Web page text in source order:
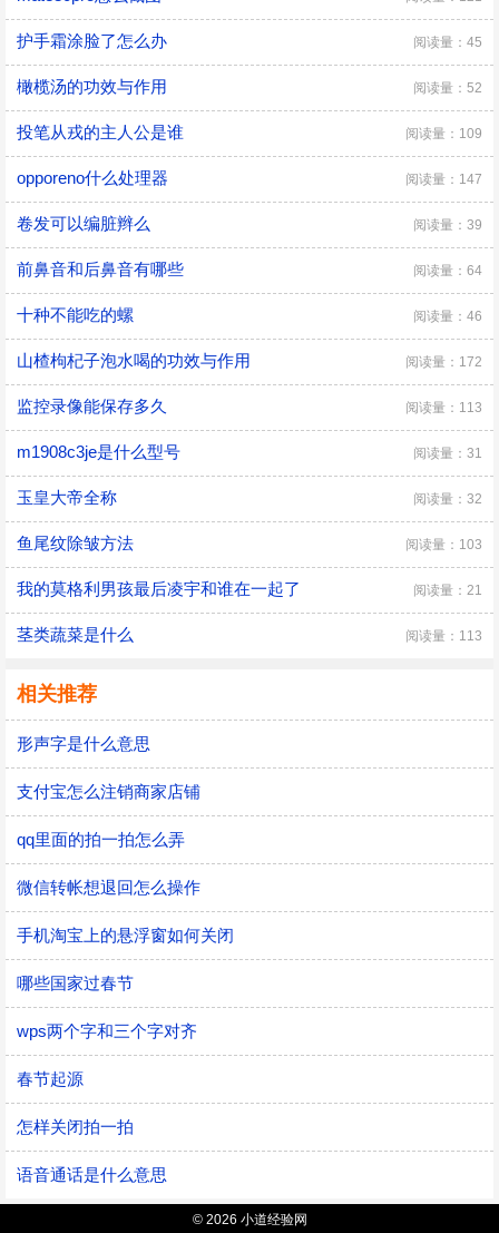
护手霜涂脸了怎么办 阅读量：45
橄榄汤的功效与作用 阅读量：52
投笔从戎的主人公是谁 阅读量：109
opporeno什么处理器 阅读量：147
卷发可以编脏辫么 阅读量：39
前鼻音和后鼻音有哪些 阅读量：64
十种不能吃的螺 阅读量：46
山楂枸杞子泡水喝的功效与作用 阅读量：172
监控录像能保存多久 阅读量：113
m1908c3je是什么型号 阅读量：31
玉皇大帝全称 阅读量：32
鱼尾纹除皱方法 阅读量：103
我的莫格利男孩最后凌宇和谁在一起了 阅读量：21
茎类蔬菜是什么 阅读量：113
相关推荐
形声字是什么意思
支付宝怎么注销商家店铺
qq里面的拍一拍怎么弄
微信转帐想退回怎么操作
手机淘宝上的悬浮窗如何关闭
哪些国家过春节
wps两个字和三个字对齐
春节起源
怎样关闭拍一拍
语音通话是什么意思
© 2026 小道经验网